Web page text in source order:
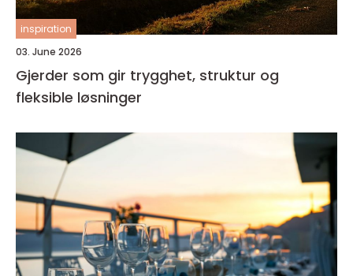
inspiration
03. June 2026
Gjerder som gir trygghet, struktur og
fleksible løsninger